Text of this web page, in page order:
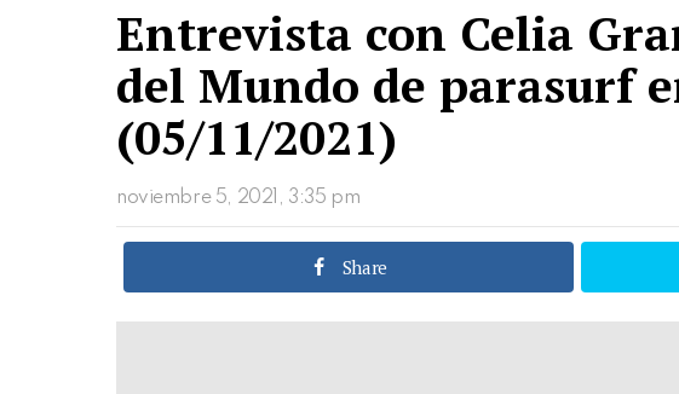
Entrevista con Celia
del Mundo de parasurf
(05/11/2021)
noviembre 5, 2021, 3:35 pm
Share